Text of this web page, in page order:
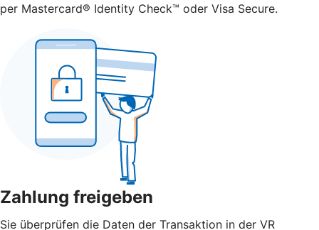
per Mastercard® Identity Check™ oder Visa Secure.
Zahlung freigeben
Sie überprüfen die Daten der Transaktion in der VR